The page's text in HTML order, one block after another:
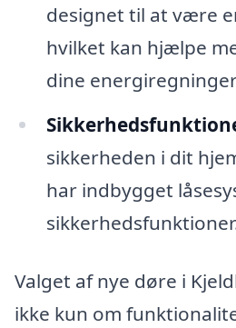
designet til at være
hvilket kan hjælpe
dine
sikkerheden i dit
har indbygget
Valget af nye døre i
ikke kun om